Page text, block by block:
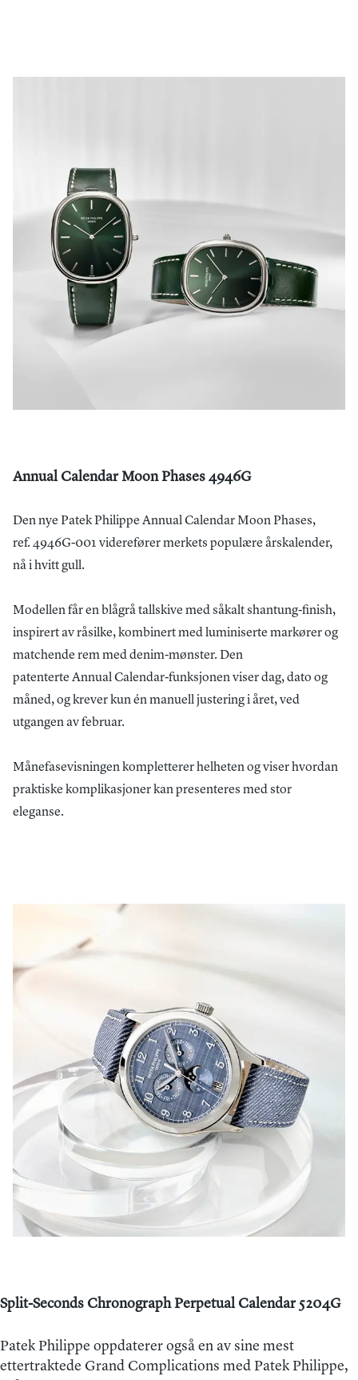
Annual Calendar Moon Phases 4946G
Den nye Patek Philippe Annual Calendar Moon Phases,
ref. 4946G-001 viderefører merkets populære årskalender,
nå i hvitt gull.
Modellen får en blågrå tallskive med såkalt shantung-finish,
inspirert av råsilke, kombinert med luminiserte markører og
matchende rem med denim-mønster. Den
patenterte Annual Calendar-funksjonen viser dag, dato og
måned, og krever kun én manuell justering i året, ved
utgangen av februar.
Månefasevisningen kompletterer helheten og viser hvordan
praktiske komplikasjoner kan presenteres med stor
eleganse.
Split-Seconds Chronograph Perpetual Calendar 5204G
Patek Philippe oppdaterer også en av sine mest
ettertraktede Grand Complications med Patek Philippe,